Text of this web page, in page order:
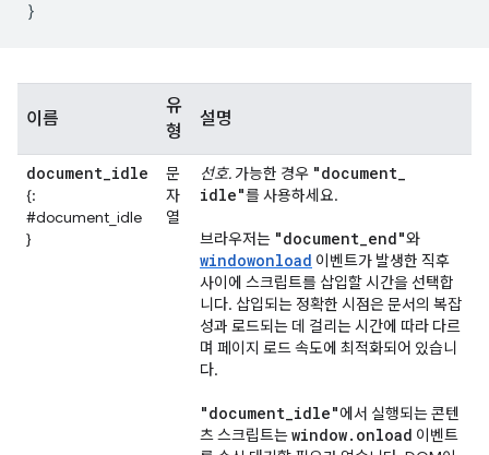
이름
유
형
설명
document_idle
{:
#document_idle
}
문
자
열
선호. 가능한 경우 "document_
idle"를 사용하세요.
브라우저는 "document_end"와
windowonload 이벤트가 발생한 직후
사이에 스크립트를 삽입할 시간을 선택합
니다. 삽입되는 정확한 시점은 문서의 복잡
성과 로드되는 데 걸리는 시간에 따라 다르
며 페이지 로드 속도에 최적화되어 있습니
다.
"document_idle"에서 실행되는 콘텐
츠 스크립트는window. onload 이벤트